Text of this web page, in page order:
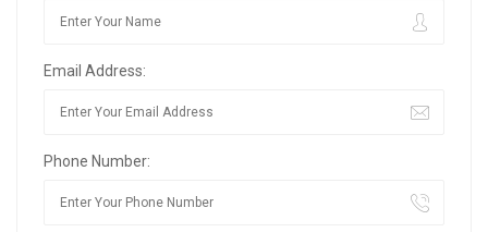
Email Address:
Phone Number: